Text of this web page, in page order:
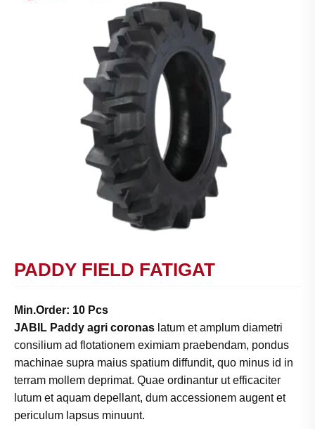
PADDY FIELD FATIGAT
Min.Order: 10 Pcs
JABIL Paddy agri coronas latum et amplum diametri
consilium ad flotationem eximiam praebendam, pondus
machinae supra maius spatium diffundit, quo minus id in
terram mollem deprimat. Quae ordinantur ut efficaciter
lutum et aquam depellant, dum accessionem augent et
periculum lapsus minuunt.